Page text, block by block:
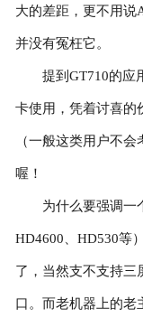
大的差距，更不用说
并没有冤枉它。
提到GT710的应用
卡使用，凭着讨喜的
（一般这类用户不
喔！
为什么要强调一个
HD4600、HD530等
了，当然支不支持三
口。而老机器上的老